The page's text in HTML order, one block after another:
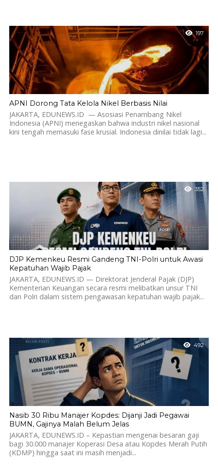
197
APNI Dorong Tata Kelola Nikel Berbasis Nilai
JAKARTA, EDUNEWS.ID — Asosiasi Penambang Nikel
Indonesia (APNI) menegaskan bahwa industri nikel nasional
kini tengah memasuki fase krusial. Indonesia dinilai tidak lagi...
352
DJP Kemenkeu Resmi Gandeng TNI-Polri untuk Awasi
Kepatuhan Wajib Pajak
JAKARTA, EDUNEWS.ID — Direktorat Jenderal Pajak (DJP)
Kementerian Keuangan secara resmi melibatkan unsur TNI
dan Polri dalam sistem pengawasan kepatuhan wajib pajak...
492
Nasib 30 Ribu Manajer Kopdes: Dijanji Jadi Pegawai
BUMN, Gajinya Malah Belum Jelas
JAKARTA, EDUNEWS.ID – Kepastian mengenai besaran gaji
bagi 30.000 manajer Koperasi Desa atau Kopdes Merah Putih
(KDMP) hingga saat ini masih menjadi...